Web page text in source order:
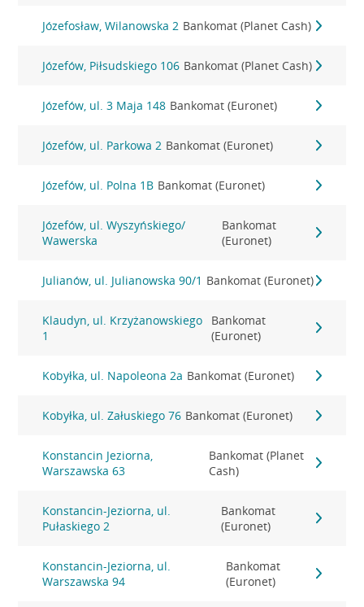
Józefosław, Wilanowska 2 Bankomat (Planet Cash)
Józefów, Piłsudskiego 106 Bankomat (Planet Cash)
Józefów, ul. 3 Maja 148 Bankomat (Euronet)
Józefów, ul. Parkowa 2 Bankomat (Euronet)
Józefów, ul. Polna 1B Bankomat (Euronet)
Józefów, ul. Wyszyńskiego/
Wawerska
Bankomat
(Euronet)
Julianów, ul. Julianowska 90/1 Bankomat (Euronet)
Klaudyn, ul. Krzyżanowskiego
1
Bankomat
(Euronet)
Kobyłka, ul. Napoleona 2a Bankomat (Euronet)
Kobyłka, ul. Załuskiego 76 Bankomat (Euronet)
Konstancin Jeziorna,
Warszawska 63
Bankomat (Planet
Cash)
Konstancin-Jeziorna, ul.
Pułaskiego 2
Bankomat
(Euronet)
Konstancin-Jeziorna, ul.
Warszawska 94
Bankomat
(Euronet)